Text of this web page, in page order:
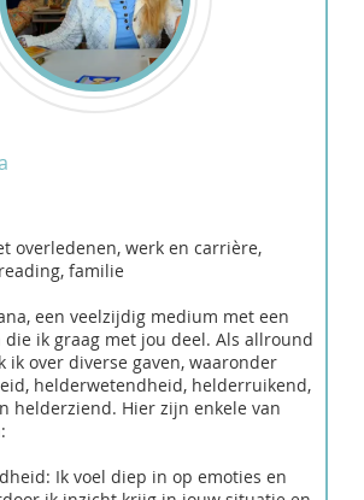
overledenen, werk en carrière,
familie
een veelzijdig medium met een
die ik graag met jou deel. Als allround
ik over diverse gaven, waaronder
helderwetendheid, helderruikend,
helderziend. Hier zijn enkele van
Ik voel diep in op emoties en